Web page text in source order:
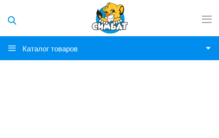
Каталог товаров